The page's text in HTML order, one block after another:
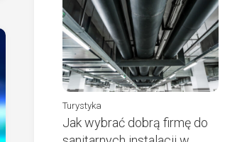
Turystyka
Jak wybrać dobrą firmę do